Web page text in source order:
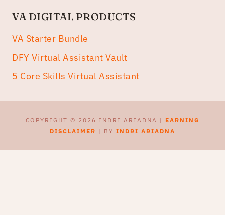
VA DIGITAL PRODUCTS
VA Starter Bundle
DFY Virtual Assistant Vault
5 Core Skills Virtual Assistant
COPYRIGHT © 2026 INDRI ARIADNA | EARNING
DISCLAIMER | BY INDRI ARIADNA